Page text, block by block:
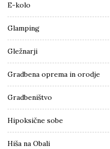
E-kolo
Glamping
Gležnarji
Gradbena oprema in orodje
Gradbeništvo
Hipoksične sobe
Hiša na Obali